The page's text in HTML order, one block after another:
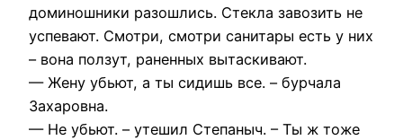
доминошники разошлись. Стекла завозить не
успевают. Смотри, смотри санитары есть у них
– вона ползут, раненных вытаскивают.
— Жену убьют, а ты сидишь все. – бурчала
Захаровна.
— Не убьют. – утешил Степаныч. – Ты ж тоже